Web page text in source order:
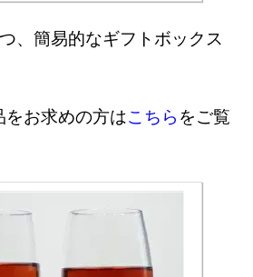
、簡易的なギフトボックス
をお求めの方はこちら をご覧